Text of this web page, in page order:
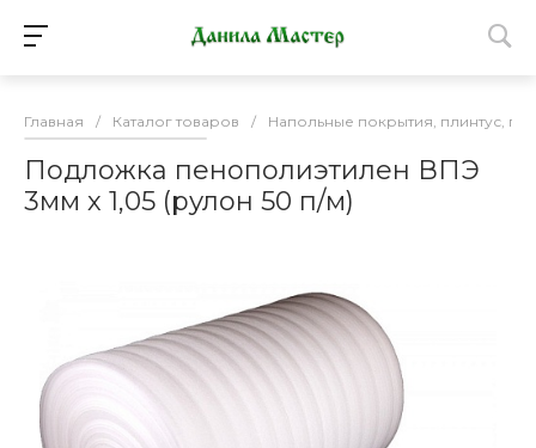
Главная / Каталог товаров / Напольные покрытия, плинтус,
Подложка пенополиэтилен ВПЭ
3мм х 1,05 (рулон 50 п/м)